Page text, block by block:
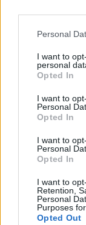
Personal
I want to
personal
Opted In
I want to
Personal
Opted In
I want to
Personal
Opted In
I want to
Retention,
Personal
Purposes
Opted Out
15:00
Κιλκίς, Νέα
15:00
Κοζάνη,
Περγαμου 62,
Κοζάνη,
Κόρινθος,
Δαμασκηνού
09:00-14:00